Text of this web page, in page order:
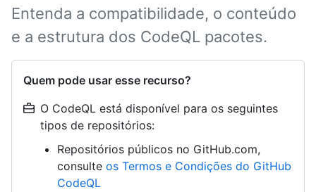
Entenda a compatibilidade, o conteúdo
e a estrutura dos CodeQL pacotes.
Quem pode usar esse recurso?
O CodeQL está disponível para os seguintes
tipos de repositórios:
Repositórios públicos no GitHub.com,
consulte os Termos e Condições do GitHub
CodeQL